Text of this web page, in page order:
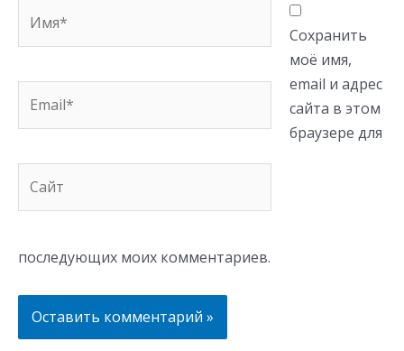
Сохранить
моё имя,
email и адрес
сайта в этом
браузере для
последующих моих комментариев.